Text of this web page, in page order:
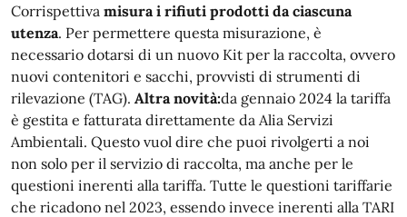
Corrispettiva misura i rifiuti prodotti da ciascuna
utenza. Per permettere questa misurazione, è
necessario dotarsi di un nuovo Kit per la raccolta, ovvero
nuovi contenitori e sacchi, provvisti di strumenti di
rilevazione (TAG). Altra novità:da gennaio 2024 la tariffa
è gestita e fatturata direttamente da Alia Servizi
Ambientali. Questo vuol dire che puoi rivolgerti a noi
non solo per il servizio di raccolta, ma anche per le
questioni inerenti alla tariffa. Tutte le questioni tariffarie
che ricadono nel 2023, essendo invece inerenti alla TARI